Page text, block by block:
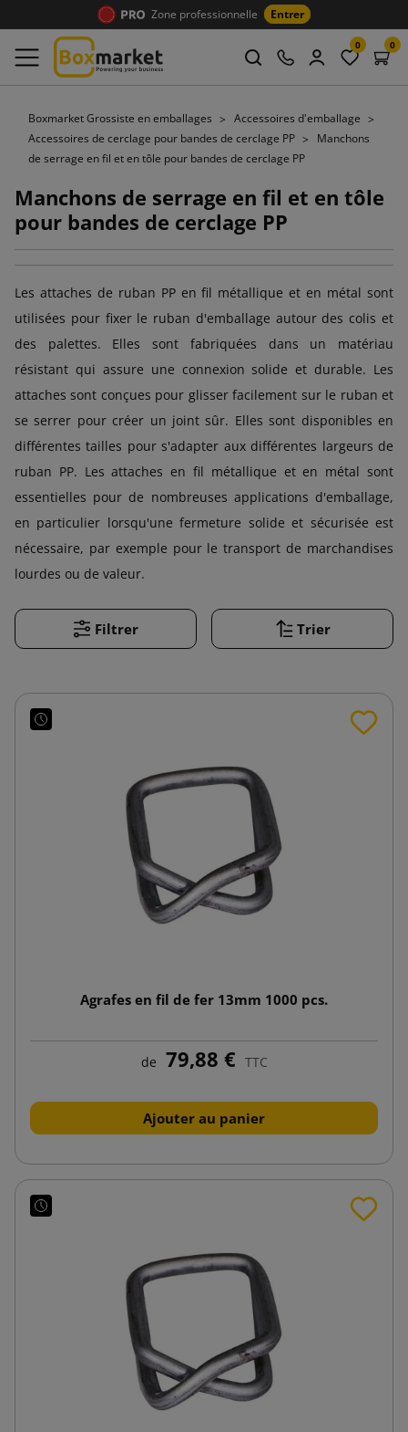
Zone professionnelle Entrer
0 0
Boxmarket Grossiste en emballages
Accessoires d'emballage
Accessoires de cerclage pour bandes de cerclage PP
Manchons
de serrage en fil et en tôle pour bandes de cerclage PP
Manchons de serrage en fil et en tôle
pour bandes de cerclage PP
Les attaches de ruban PP en fil métallique et en métal sont
utilisées pour fixer le ruban d'emballage autour des colis et
des palettes. Elles sont fabriquées dans un matériau
résistant qui assure une connexion solide et durable. Les
attaches sont conçues pour glisser facilement sur le ruban et
se serrer pour créer un joint sûr. Elles sont disponibles en
différentes tailles pour s'adapter aux différentes largeurs de
ruban PP. Les attaches en fil métallique et en métal sont
essentielles pour de nombreuses applications d'emballage,
en particulier lorsqu'une fermeture solide et sécurisée est
nécessaire, par exemple pour le transport de marchandises
lourdes ou de valeur.
Filtrer Trier
Agrafes en fil de fer 13mm 1000 pcs.
de 79,88 € TTC
Ajouter au panier